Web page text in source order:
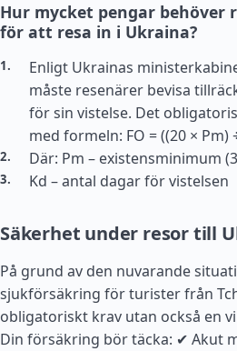
Hur mycket pengar behöver
för att resa in i Ukraina?
Enligt Ukrainas
måste resenärer bevisa
för sin vistelse. Det
med formeln: FO = ((20 × Pm)
Där: Pm – existensminimum
Kd – antal dagar för vistelsen
Säkerhet under resor till
På grund av den nuvarande
sjukförsäkring för turister från
obligatoriskt krav utan också en
Din försäkring bör täcka: ✔ Akut